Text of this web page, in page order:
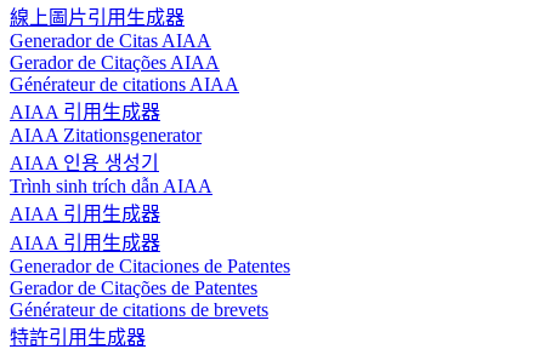
線上圖片引用生成器
Generador de Citas AIAA
Gerador de Citações AIAA
Générateur de citations AIAA
AIAA 引用生成器
AIAA Zitationsgenerator
AIAA 인용 생성기
Trình sinh trích dẫn AIAA
AIAA 引用生成器
AIAA 引用生成器
Generador de Citaciones de Patentes
Gerador de Citações de Patentes
Générateur de citations de brevets
特許引用生成器